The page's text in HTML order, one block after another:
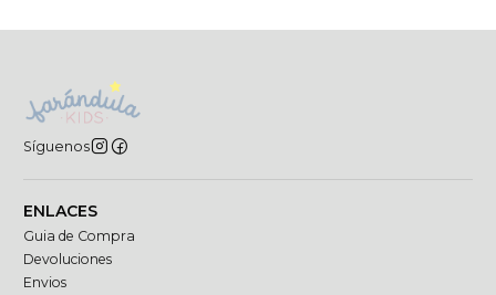
Síguenos
ENLACES
Guia de Compra
Devoluciones
Envios